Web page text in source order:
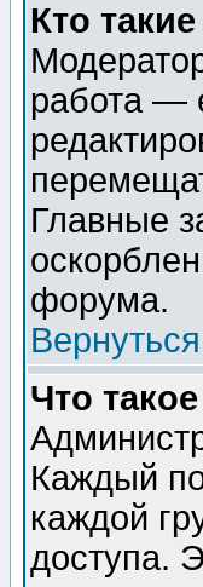
Кто
работа —
Главные
форума.
Что
Каждый
каждой
доступа.